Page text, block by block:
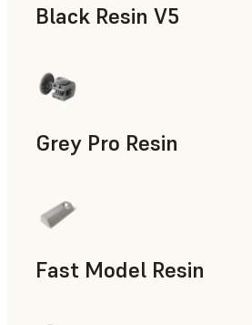
Black Resin V5
Grey Pro Resin
Fast Model Resin